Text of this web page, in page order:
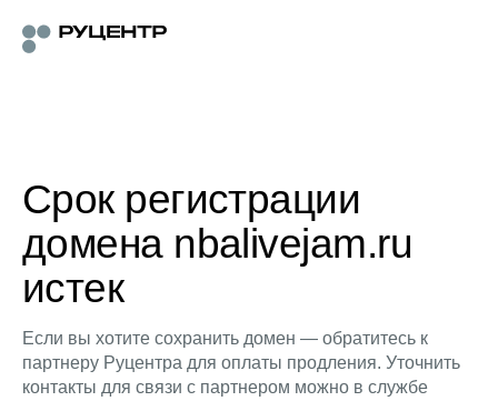
Срок регистрации
домена nbalivejam.ru
истек
Если вы хотите сохранить домен — обратитесь к
партнеру Руцентра для оплаты продления. Уточнить
контакты для связи с партнером можно в службе